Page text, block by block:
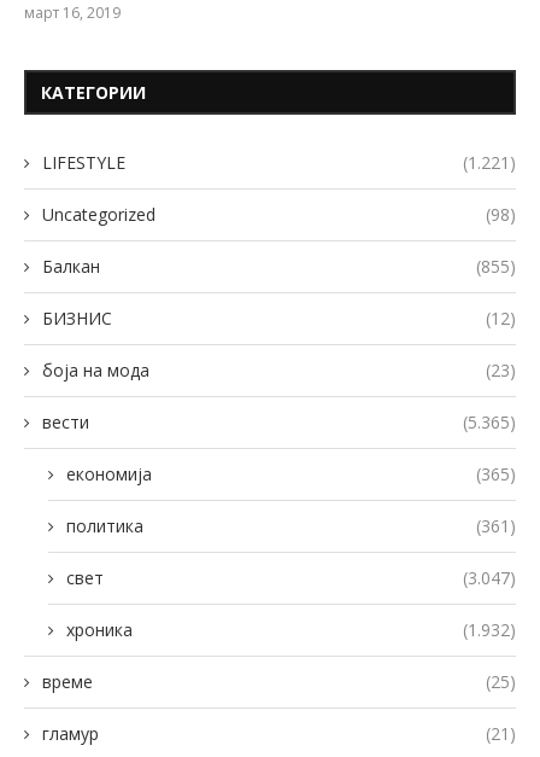
март 16, 2019
КАТЕГОРИИ
LIFESTYLE (1.221)
Uncategorized (98)
Балкан (855)
БИЗНИС (12)
боја на мода (23)
вести (5.365)
економија (365)
политика (361)
свет (3.047)
хроника (1.932)
време (25)
гламур (21)